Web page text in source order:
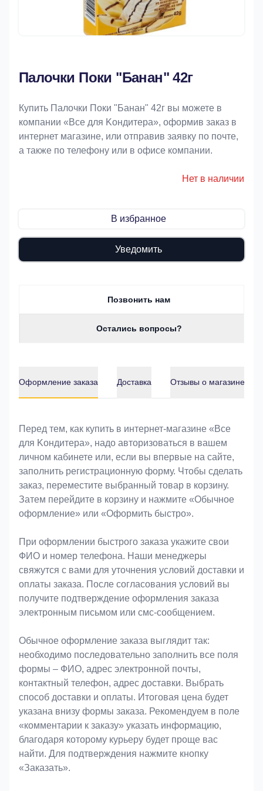
Палочки Поки "Банан" 42г
Купить Палочки Поки "Банан" 42г вы можете в
компании «Bce для Koндитeрa», оформив заказ в
интернет магазине, или отправив заявку по почте,
а также по телефону или в офисе компании.
Нет в наличии
В избранное
Уведомить
Позвонить нам
Остались вопросы?
Оформление заказа Доставка Отзывы о магазине
Оформление заказа
Перед тем, как купить в интернет-магазине «Bce
для Koндитeрa», надо авторизоваться в вашем
личном кабинете или, если вы впервые на сайте,
заполнить регистрационную форму. Чтобы сделать
заказ, переместите выбранный товар в корзину.
Затем перейдите в корзину и нажмите «Обычное
оформление» или «Оформить быстро».
При оформлении быстрого заказа укажите свои
ФИО и номер телефона. Наши менеджеры
свяжутся с вами для уточнения условий доставки и
оплаты заказа. После согласования условий вы
получите подтверждение оформления заказа
электронным письмом или смс-сообщением.
Обычное оформление заказа выглядит так:
необходимо последовательно заполнить все поля
формы – ФИО, адрес электронной почты,
контактный телефон, адрес доставки. Выбрать
способ доставки и оплаты. Итоговая цена будет
указана внизу формы заказа. Рекомендуем в поле
«комментарии к заказу» указать информацию,
благодаря которому курьеру будет проще вас
найти. Для подтверждения нажмите кнопку
«Заказать».